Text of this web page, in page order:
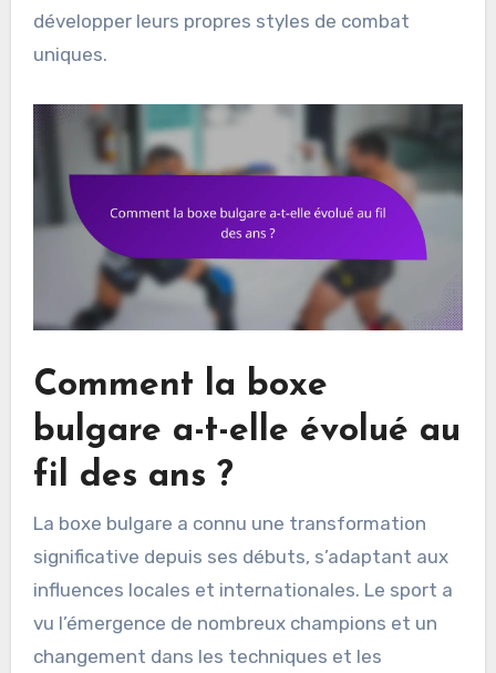
développer leurs propres styles de combat
uniques.
Comment la boxe
bulgare a-t-elle évolué au
fil des ans ?
La boxe bulgare a connu une transformation
significative depuis ses débuts, s’adaptant aux
influences locales et internationales. Le sport a
vu l’émergence de nombreux champions et un
changement dans les techniques et les